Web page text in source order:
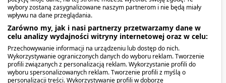
produktu?
Nie należy przekraczać zalecanej porcji do
spożycia w ciągu doby. Nie stosować preparatu w
przypadku nadwrażliwości na którykolwiek z jego
składników. Suplement diety nie może być
stosowany jako substytut (zamiennik)
wybory zostaną zasygnalizowane naszym partnerom i nie będą miały
wpływu na dane przeglądania.
Zarówno my, jak i nasi partnerzy przetwarzamy dane w
celu analizy wydajności witryny internetowej oraz w celu:
Przechowywanie informacji na urządzeniu lub dostęp do nich.
Wykorzystywanie ograniczonych danych do wyboru reklam. Tworzenie
profili związanych z personalizacją reklam. Wykorzystanie profili do
wyboru spersonalizowanych reklam. Tworzenie profili z myślą o
personalizacji treści. Wykorzystywanie profili w doborze